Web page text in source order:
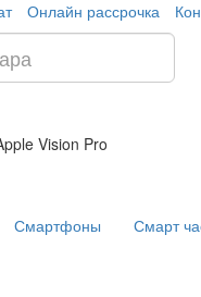
Онлайн рассрочка
Vision Pro
Смартфоны Смарт